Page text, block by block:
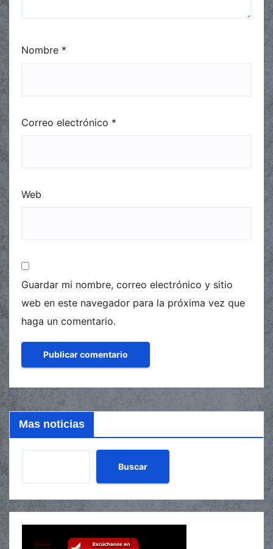
Nombre *
Correo electrónico *
Web
Guardar mi nombre, correo electrónico y sitio
web en este navegador para la próxima vez que
haga un comentario.
Mas noticias
Buscar